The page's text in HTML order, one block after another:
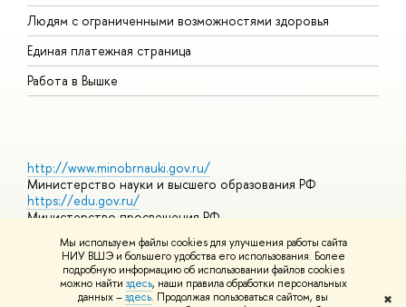
Мы используем файлы cookies для улучшения работы сайта
НИУ ВШЭ и большего удобства его использования. Более
подробную информацию об использовании файлов cookies
можно найти здесь, наши правила обработки персональных
данных –здесь. Продолжая пользоваться сайтом, вы
✖
Людям с ограниченными возможностями здоровья
Единая платежная страница
Работа в Вышке
http://www.minobrnauki.gov.ru/
Министерство науки и высшего образования РФ
https://edu.gov.ru/
Министерство просвещения РФ
Массовые открытые онлайн-курсы
© НИУ ВШЭ 1993–2026 Адреса и контактыУсловия